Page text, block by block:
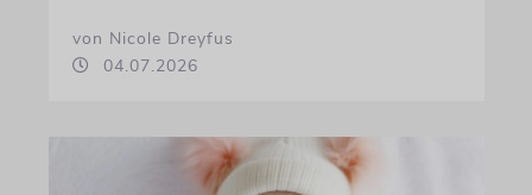
von Nicole Dreyfus
04.07.2026